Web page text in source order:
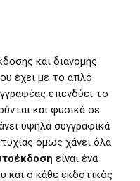
και διανομής
έχει με το απλό
επενδύει το
και φυσικά σε
υψηλά συγγραφικά
όμως χάνει όλα
είναι ένα
και ο κάθε εκδοτικός